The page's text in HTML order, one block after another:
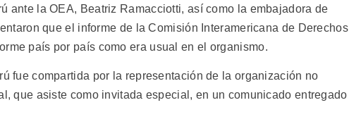
ante la OEA, Beatriz Ramacciotti, así como la embajadora de
que el informe de la Comisión Interamericana de Derechos
país por país como era usual en el organismo.
fue compartida por la representación de la organización no
que asiste como invitada especial, en un comunicado entregado